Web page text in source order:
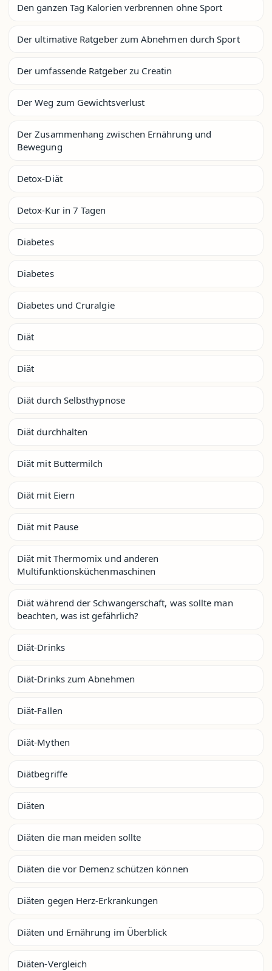
Den ganzen Tag Kalorien verbrennen ohne Sport
Der ultimative Ratgeber zum Abnehmen durch Sport
Der umfassende Ratgeber zu Creatin
Der Weg zum Gewichtsverlust
Der Zusammenhang zwischen Ernährung und
Bewegung
Detox-Diät
Detox-Kur in 7 Tagen
Diabetes
Diabetes
Diabetes und Cruralgie
Diät
Diät
Diät durch Selbsthypnose
Diät durchhalten
Diät mit Buttermilch
Diät mit Eiern
Diät mit Pause
Diät mit Thermomix und anderen
Multifunktionsküchenmaschinen
Diät während der Schwangerschaft, was sollte man
beachten, was ist gefährlich?
Diät-Drinks
Diät-Drinks zum Abnehmen
Diät-Fallen
Diät-Mythen
Diätbegriffe
Diäten
Diäten die man meiden sollte
Diäten die vor Demenz schützen können
Diäten gegen Herz-Erkrankungen
Diäten und Ernährung im Überblick
Diäten-Vergleich